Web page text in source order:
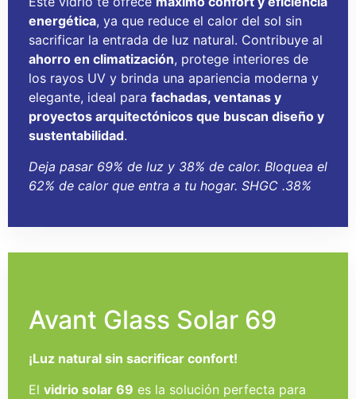
energética, ya que reduce el calor del sol sin
sacrificar la entrada de luz natural. Contribuye al
ahorro en climatización, protege interiores de
los rayos UV y brinda una apariencia moderna y
elegante, ideal para fachadas, ventanas y
proyectos arquitectónicos que buscan diseño y
sustentabilidad.
Deja pasar 69% de luz y 38% de calor. Bloquea el
62% de calor que entra a tu hogar. SHGC .38%
Avant Glass Solar 69
¡Luz natural sin sacrificar confort!
El vidrio solar 69 es la solución perfecta para